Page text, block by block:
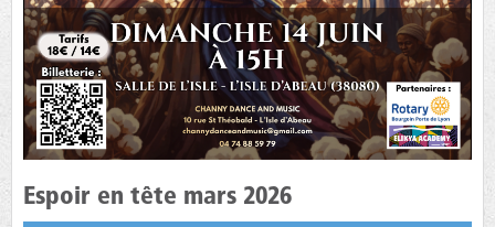
Espoir en tête mars 2026